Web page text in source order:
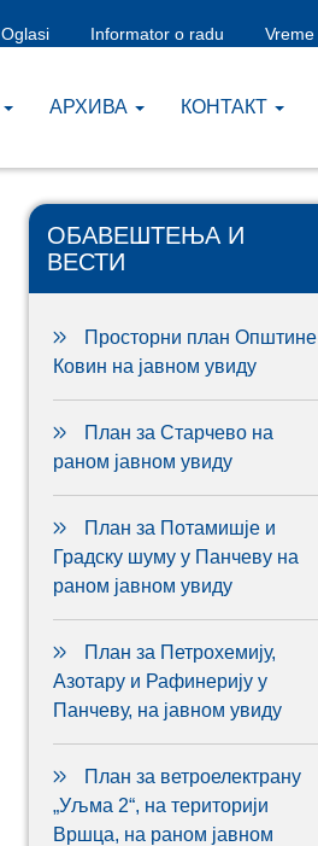
Oglasi Informator o radu Vreme
AРХИВА КОНТАКТ
ОБАВЕШТЕЊА И
ВЕСТИ
Просторни план Општине
Ковин на јавном увиду
План за Старчево на
раном јавном увиду
План за Потамишје и
Градску шуму у Панчеву на
раном јавном увиду
План за Петрохемију,
Азотару и Рафинерију у
Панчеву, на јавном увиду
План за ветроелектрану
„Уљма 2“, на територији
Вршца, на раном јавном